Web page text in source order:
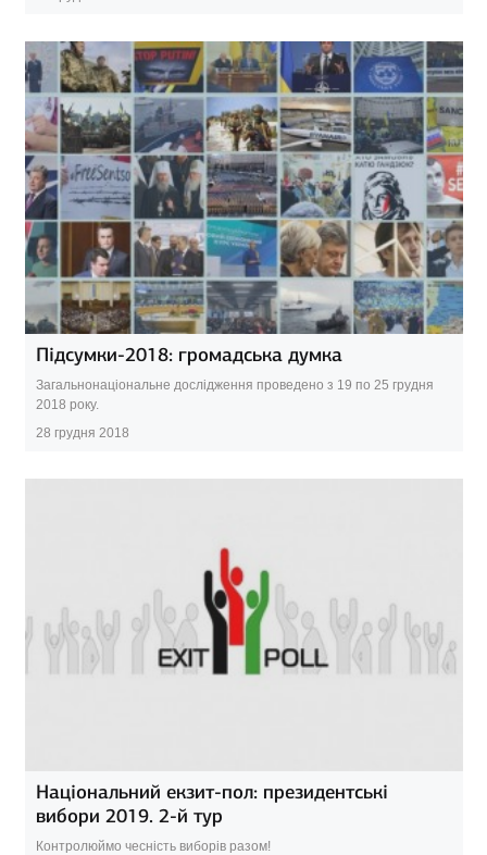
Підсумки-2018: громадська думка
Загальнонаціональне дослідження проведено з 19 по 25 грудня
2018 року.
28 грудня 2018
Національний екзит-пол: президентські
вибори 2019. 2-й тур
Контролюймо чесність виборів разом!